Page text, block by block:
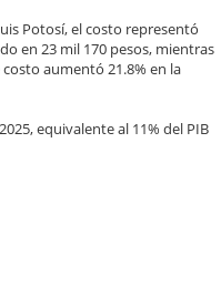
Potosí, el costo representó
en 23 mil 170 pesos, mientras
aumentó 21.8% en la
equivalente al 11% del PIB